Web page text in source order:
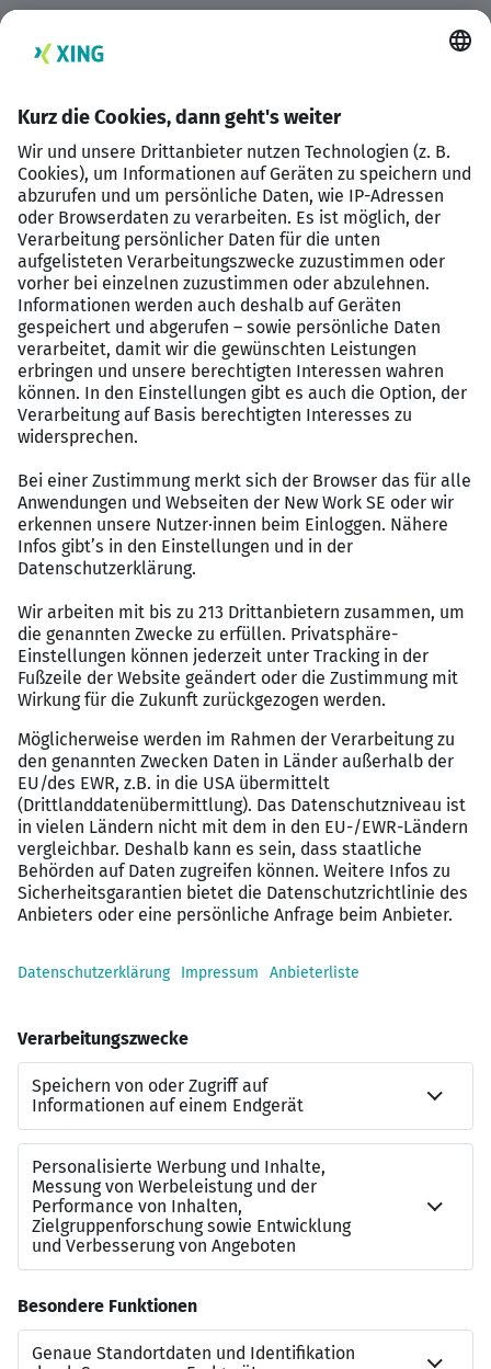
Führungskräfte und Behörden in allen
Enge Zusammenarbeit mit HR, Steuerberatung
und Controlling
Mitarbeit an der digitalen Weiterentwicklung der
Prozesse (z. B. Automatisierungen, Schnittstellen,
Tools)
Profil
Abgeschlossene kaufmännische Ausbildung,
idealerweise mit Schwerpunkt Lohn & Gehalt
Erfahrung in der Lohnbuchhaltung
Sicherer Umgang mit MS-Office, idealerweise
DATEV oder ähnliche Systeme
Zahlenaffin, sorgfältig und strukturiert
Teamorientiert, kommunikativ und engagiert
Wir bieten
Karriere & Entwicklung:Möglichkeiten zur
Spezialisierung, Mentoring und Übernahme von
Verantwortung
Flexibles Arbeiten:Homeoffice, Gleitzeit, Work-
Life-Balance
Attraktive Vergütung & Extras:
Jobticket, Fitnessangebote
ergonomische Arbeitsplätze, helle Büros
Team & Kultur:Kollegiales Miteinander,
regelmäßige Team-Events,
Weiterbildungsmöglichkeiten
Gesundheit & Lifestyle:Obst & Getränke,
Gesundheitsprogramme, mentale Health-
Sessions
Kontakt
Bei Fragen wende Dich gerne an Frau Gaschler